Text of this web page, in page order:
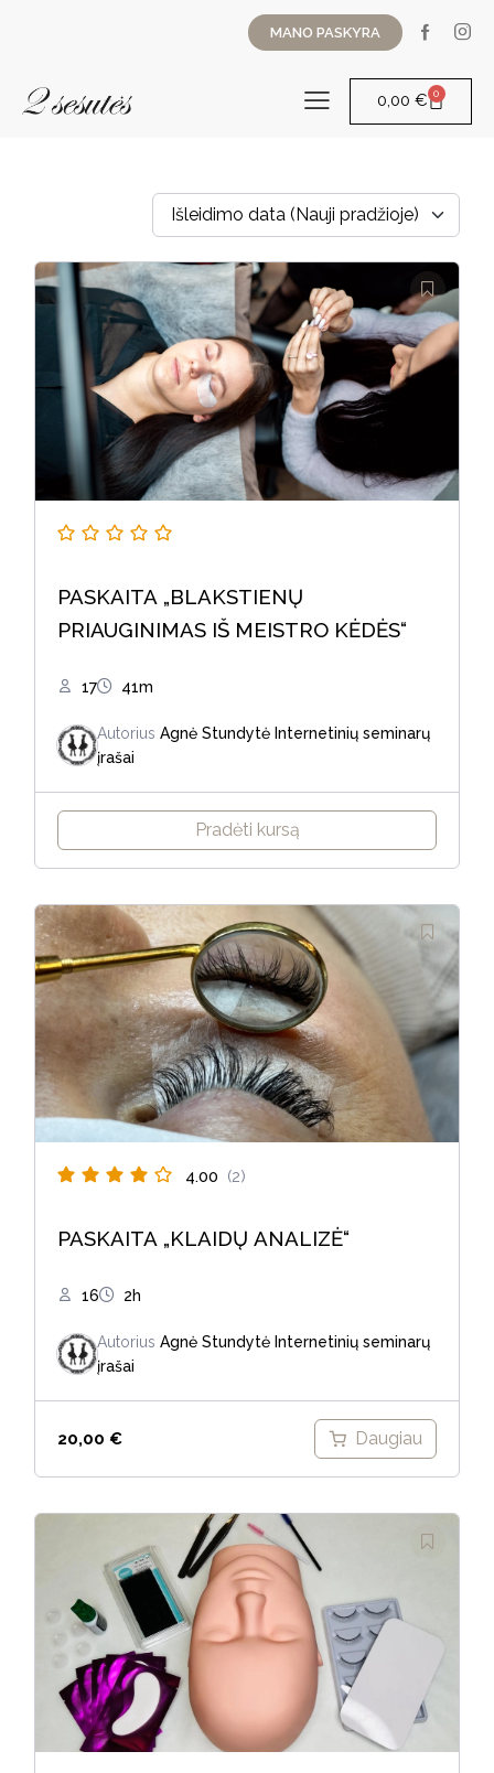
MANO PASKYRA
0,00 € 0
Išleidimo data (Nauji pradžioje)
PASKAITA „BLAKSTIENŲ
PRIAUGINIMAS IŠ MEISTRO KĖDĖS“
17 41m
AutoriusAgnė Stundytė Internetinių seminarų
įrašai
Pradėti kursą
4.00 (2)
PASKAITA „KLAIDŲ ANALIZĖ“
16 2h
AutoriusAgnė Stundytė Internetinių seminarų
įrašai
20,00€ Daugiau